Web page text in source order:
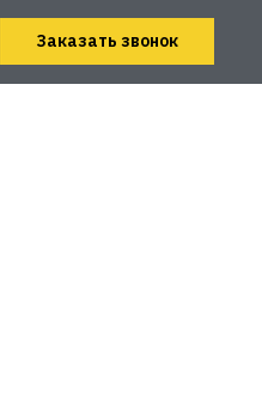
Заказать звонок